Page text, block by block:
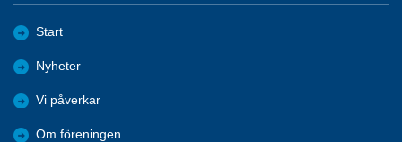
Start
Nyheter
Vi påverkar
Om föreningen